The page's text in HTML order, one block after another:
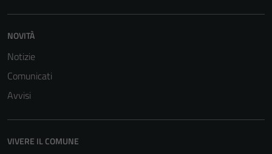
NOVITÀ
Notizie
Comunicati
Avvisi
VIVERE IL COMUNE